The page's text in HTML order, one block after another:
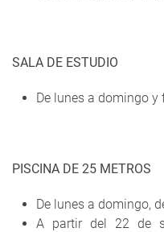
SALA DE ESTUDIO
De lunes a domingo y
PISCINA DE 25 METROS
De lunes a domingo,
A partir del 22 de